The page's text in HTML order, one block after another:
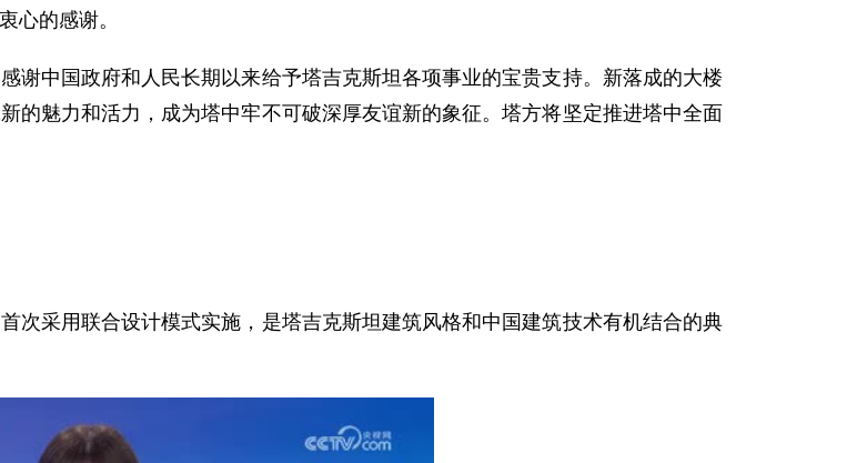
心的感谢。
谢中国政府和人民长期以来给予塔吉克斯坦各项事业的宝贵支持。新落成的大楼
的魅力和活力，成为塔中牢不可破深厚友谊新的象征。塔方将坚定推进塔中全面
次采用联合设计模式实施，是塔吉克斯坦建筑风格和中国建筑技术有机结合的典